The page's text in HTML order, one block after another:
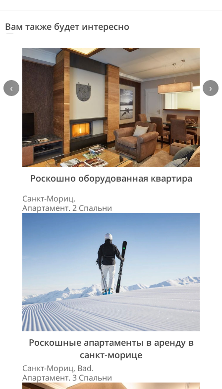
Вам также будет интересно
Роскошно оборудованная квартира
Санкт-Мориц.
Апартамент. 2 Спальни
Роскошные апартаменты в аренду в
санкт-морице
Санкт-Мориц, Bad.
Апартамент. 3 Спальни
‹ ›